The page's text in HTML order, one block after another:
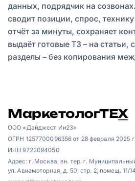
данных, подрядчик на
сводит позиции, спрос,
отчёт за минуты, сохраняет
выдаёт готовые ТЗ – на статьи,
разделы – без копирования
МаркетологТЕХ
ООО «Дайджест Ии23»
ОГРН 1257700096356 от 28 февраля 2025 г.
ИНН 9722094050
Адрес: г. Москва, вн. тер. г.
ул. Авиамоторная, д. 50, стр. 2, помещ. 11/